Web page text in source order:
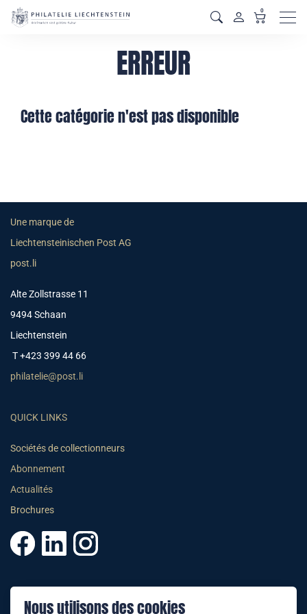
Nous utilisons des cookies
0
ERREUR
Cette catégorie n'est pas disponible
Une marque de
Liechtensteinischen Post AG
post.li
Alte Zollstrasse 11
9494 Schaan
Liechtenstein
T +423 399 44 66
philatelie@post.li
QUICK LINKS
Sociétés de collectionneurs
Abonnement
Actualités
Brochures
© 2025 PHILATELIE LIECHTENSTEIN